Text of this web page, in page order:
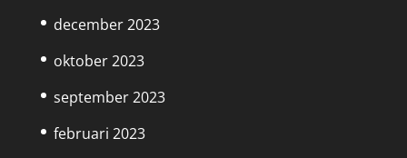
december 2023
oktober 2023
september 2023
februari 2023